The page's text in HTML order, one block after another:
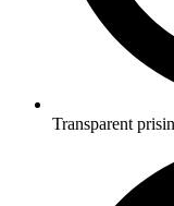
Transparent